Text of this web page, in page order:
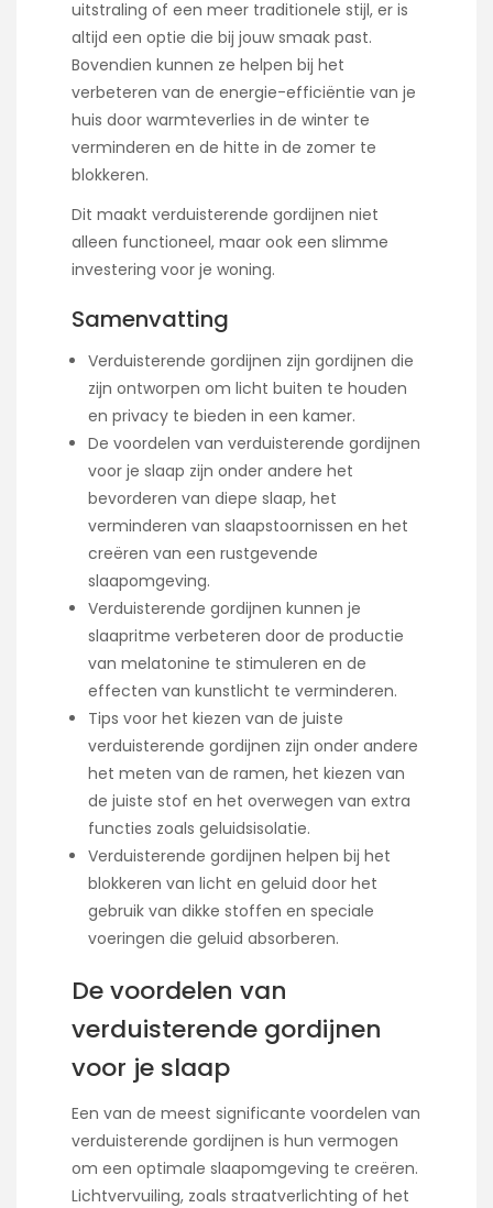
uitstraling of een meer traditionele stijl, er is
altijd een optie die bij jouw smaak past.
Bovendien kunnen ze helpen bij het
verbeteren van de energie-efficiëntie van je
huis door warmteverlies in de winter te
verminderen en de hitte in de zomer te
blokkeren.
Dit maakt verduisterende gordijnen niet
alleen functioneel, maar ook een slimme
investering voor je woning.
Samenvatting
Verduisterende gordijnen zijn gordijnen die
zijn ontworpen om licht buiten te houden
en privacy te bieden in een kamer.
De voordelen van verduisterende gordijnen
voor je slaap zijn onder andere het
bevorderen van diepe slaap, het
verminderen van slaapstoornissen en het
creëren van een rustgevende
slaapomgeving.
Verduisterende gordijnen kunnen je
slaapritme verbeteren door de productie
van melatonine te stimuleren en de
effecten van kunstlicht te verminderen.
Tips voor het kiezen van de juiste
verduisterende gordijnen zijn onder andere
het meten van de ramen, het kiezen van
de juiste stof en het overwegen van extra
functies zoals geluidsisolatie.
Verduisterende gordijnen helpen bij het
blokkeren van licht en geluid door het
gebruik van dikke stoffen en speciale
voeringen die geluid absorberen.
De voordelen van
verduisterende gordijnen
voor je slaap
Een van de meest significante voordelen van
verduisterende gordijnen is hun vermogen
om een optimale slaapomgeving te creëren.
Lichtvervuiling, zoals straatverlichting of het